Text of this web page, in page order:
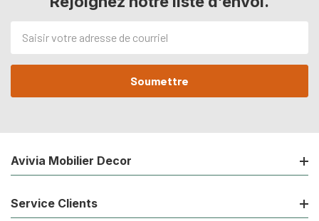
courriel
Avivia Mobilier Decor
Service Clients